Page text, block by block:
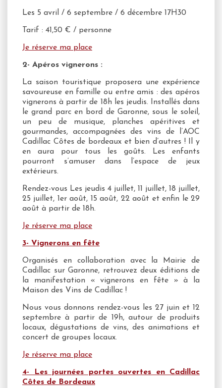
Les 5 avril / 6 septembre / 6 décembre 17H30
Tarif : 41,50 € / personne
Je réserve ma place
2- Apéros vignerons :
La saison touristique proposera une expérience
savoureuse en famille ou entre amis : des apéros
vignerons à partir de 18h les jeudis. Installés dans
le grand parc en bord de Garonne, sous le soleil,
un peu de musique, planches apéritives et
gourmandes, accompagnées des vins de l’AOC
Cadillac Côtes de bordeaux et bien d’autres ! Il y
en aura pour tous les goûts. Les enfants
pourront s’amuser dans l’espace de jeux
extérieurs.
Rendez-vous Les jeudis 4 juillet, 11 juillet, 18 juillet,
25 juillet, 1er août, 15 août, 22 août et enfin le 29
août à partir de 18h.
Je réserve ma place
3- Vignerons en fête
Organisés en collaboration avec la Mairie de
Cadillac sur Garonne, retrouvez deux éditions de
la manifestation « vignerons en fête » à la
Maison des Vins de Cadillac !
Nous vous donnons rendez-vous les 27 juin et 12
septembre à partir de 19h, autour de produits
locaux, dégustations de vins, des animations et
concert de groupes locaux.
Je réserve ma place
4- Les journées portes ouvertes en Cadillac
Côtes de Bordeaux